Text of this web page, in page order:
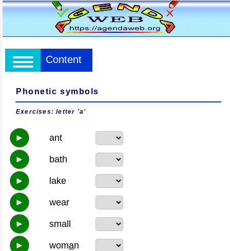
Content
Phonetic symbols
Exercises: letter 'a'
► ant
► bath
► lake
► wear
► small
► woman